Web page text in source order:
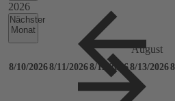
Nächster
Monat